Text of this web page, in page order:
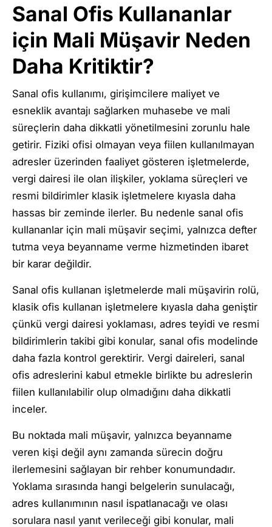
Sanal Ofis Kullananlar
için Mali Müşavir Neden
Daha Kritiktir?
Sanal ofis kullanımı, girişimcilere maliyet ve
esneklik avantajı sağlarken muhasebe ve mali
süreçlerin daha dikkatli yönetilmesini zorunlu hale
getirir. Fiziki ofisi olmayan veya fiilen kullanılmayan
adresler üzerinden faaliyet gösteren işletmelerde,
vergi dairesi ile olan ilişkiler, yoklama süreçleri ve
resmi bildirimler klasik işletmelere kıyasla daha
hassas bir zeminde ilerler. Bu nedenle sanal ofis
kullananlar için mali müşavir seçimi, yalnızca defter
tutma veya beyanname verme hizmetinden ibaret
bir karar değildir.
Sanal ofis kullanan işletmelerde mali müşavirin rolü,
klasik ofis kullanan işletmelere kıyasla daha geniştir
çünkü vergi dairesi yoklaması, adres teyidi ve resmi
bildirimlerin takibi gibi konular, sanal ofis modelinde
daha fazla kontrol gerektirir. Vergi daireleri, sanal
ofis adreslerini kabul etmekle birlikte bu adreslerin
fiilen kullanılabilir olup olmadığını daha dikkatli
inceler.
Bu noktada mali müşavir, yalnızca beyanname
veren kişi değil aynı zamanda sürecin doğru
ilerlemesini sağlayan bir rehber konumundadır.
Yoklama sırasında hangi belgelerin sunulacağı,
adres kullanımının nasıl ispatlanacağı ve olası
sorulara nasıl yanıt verileceği gibi konular, mali